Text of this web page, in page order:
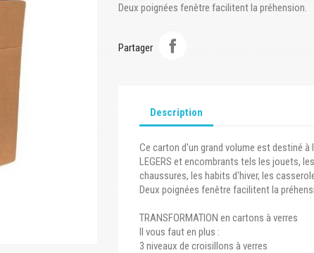
Deux poignées fenêtre facilitent la préhension.
Partager
Description
Ce carton d'un grand volume est destiné
LEGERS et encombrants tels les jouets,
chaussures, les habits d'hiver, les
Deux poignées fenêtre facilitent la
TRANSFORMATION en cartons à verres
Il vous faut en plus :
3 niveaux de croisillons à verres